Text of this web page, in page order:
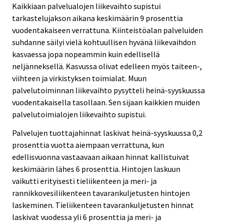
Kaikkiaan palvelualojen liikevaihto supistui
tarkastelujakson aikana keskimäärin 9 prosenttia
vuodentakaiseen verrattuna. Kiinteistöalan palveluiden
suhdanne säilyi vielä kohtuullisen hyvänä liikevaihdon
kasvaessa jopa nopeammin kuin edellisellä
neljänneksellä. Kasvussa olivat edelleen myös taiteen-,
viihteen ja virkistyksen toimialat. Muun
palvelutoiminnan liikevaihto pysytteli heinä-syyskuussa
vuodentakaisella tasollaan. Sen sijaan kaikkien muiden
palvelutoimialojen liikevaihto supistui.
Palvelujen tuottajahinnat laskivat heinä-syyskuussa 0,2
prosenttia vuotta aiempaan verrattuna, kun
edellisvuonna vastaavaan aikaan hinnat kallistuivat
keskimäärin lähes 6 prosenttia. Hintojen laskuun
vaikutti erityisesti tieliikenteen ja meri- ja
rannikkovesiliikenteen tavarankuljetusten hintojen
laskeminen. Tieliikenteen tavarankuljetusten hinnat
laskivat vuodessa yli 6 prosenttia ja meri- ja